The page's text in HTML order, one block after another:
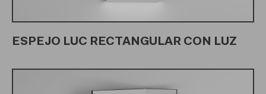
ESPEJO LUC RECTANGULAR CON LUZ